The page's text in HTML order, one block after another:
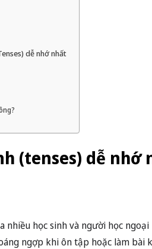
dễ nhớ nhất
(tenses) dễ nhớ
nhiều học sinh và người học
ngợp khi ôn tập hoặc làm bài